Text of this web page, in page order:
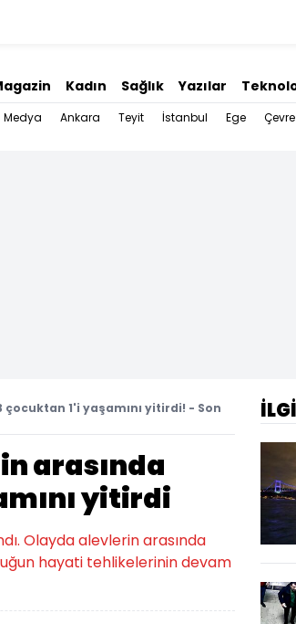
Kadın Sağlık Yazılar
Medya Ankara Teyit İstanbul Ege Çevre
1'i yaşamını yitirdi! - Son
arasında
yitirdi
Olayda alevlerin arasında
hayati tehlikelerinin devam